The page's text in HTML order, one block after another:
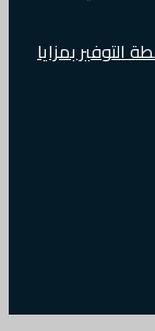
التوفير بمزايا